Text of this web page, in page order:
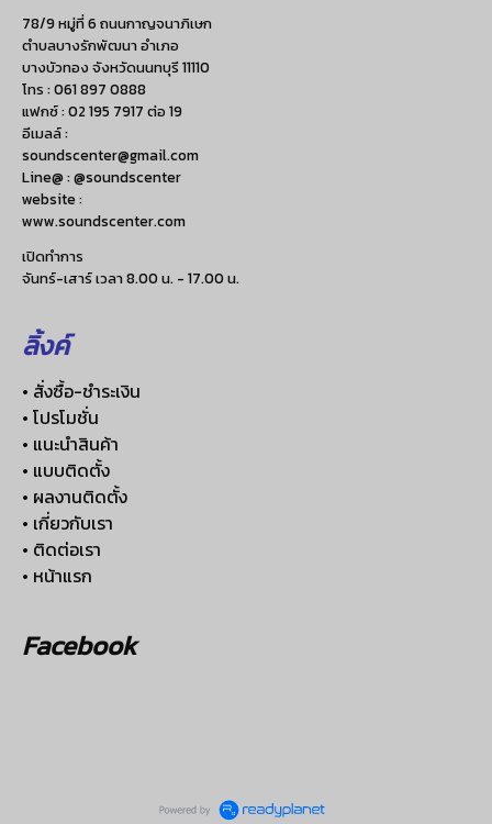
78/9 หมู่ที่ 6 ถนนกาญจนาภิเษก
ตำบลบางรักพัฒนา อำเภอ
บางบัวทอง จังหวัดนนทบุรี 11110
โทร :061 897 0888
แฟกซ์ :02 195 7917 ต่อ 19
อีเมลล์ :
soundscenter@gmail.com
Line@ : @soundscenter
website :
www.soundscenter.com
เปิดทำการ
จันทร์-เสาร์ เวลา 8.00 น. - 17.00 น.
ลิ้งค์
• สั่งซื้อ-ชำระเงิน
• โปรโมชั่น
• แนะนำสินค้า
• แบบติดตั้ง
• ผลงานติดตั้ง
• เกี่ยวกับเรา
• ติดต่อเรา
• หน้าแรก
Facebook